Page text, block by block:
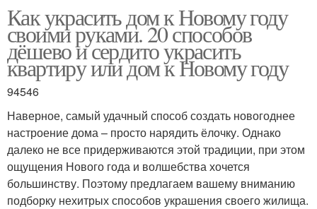
Как украсить дом к Новому году
своими руками. 20 способов
дёшево и сердито украсить
квартиру или дом к Новому году
94546
Наверное, самый удачный способ создать новогоднее
настроение дома – просто нарядить ёлочку. Однако
далеко не все придерживаются этой традиции, при этом
ощущения Нового года и волшебства хочется
большинству. Поэтому предлагаем вашему вниманию
подборку нехитрых способов украшения своего жилища.